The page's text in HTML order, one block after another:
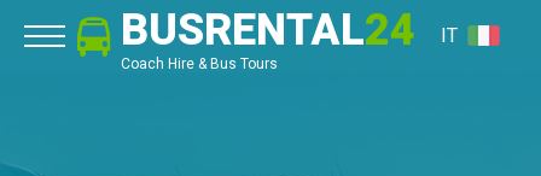
BUSRENTAL24
Coach Hire & Bus Tours
IT